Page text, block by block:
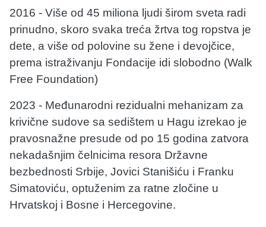
2016 - Više od 45 miliona ljudi širom sveta radi
prinudno, skoro svaka treća žrtva tog ropstva je
dete, a više od polovine su žene i devojčice,
prema istraživanju Fondacije idi slobodno (Walk
Free Foundation)
2023 - Međunarodni rezidualni mehanizam za
krivične sudove sa sedištem u Hagu izrekao je
pravosnažne presude od po 15 godina zatvora
nekadašnjim čelnicima resora Državne
bezbednosti Srbije, Jovici Stanišiću i Franku
Simatoviću, optuženim za ratne zločine u
Hrvatskoj i Bosne i Hercegovine.